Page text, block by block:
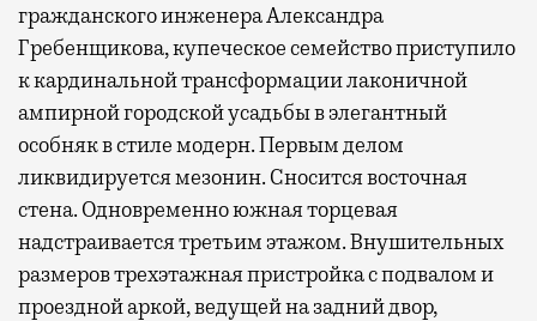
гражданского инженера Александра
Гребенщикова, купеческое семейство приступило
к кардинальной трансформации лаконичной
ампирной городской усадьбы в элегантный
особняк в стиле модерн. Первым делом
ликвидируется мезонин. Сносится восточная
стена. Одновременно южная торцевая
надстраивается третьим этажом. Внушительных
размеров трехэтажная пристройка с подвалом и
проездной аркой, ведущей на задний двор,